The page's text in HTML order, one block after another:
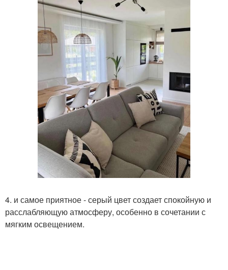
4. и самое приятное - серый цвет создает спокойную и
расслабляющую атмосферу, особенно в сочетании с
мягким освещением.